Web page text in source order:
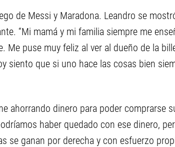
de Messi y Maradona. Leandro se
“Mi mamá y mi familia siempre me
Me puse muy feliz al ver al dueño de la
siento que si uno hace las cosas bien
ahorrando dinero para poder comprarse
haber quedado con ese dinero,
se ganan por derecha y con esfuerzo